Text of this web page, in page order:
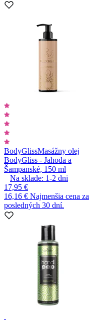
BodyGlissMasážny olej
BodyGliss - Jahoda a
Šampanské, 150 ml
Na sklade: 1-2 dni
17,95 €
16,16 € Najmenšia cena za
posledných 30 dní.